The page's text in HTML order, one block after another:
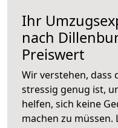
Ihr
nach
Preiswert
Wir verstehen, dass
stressig genug ist,
helfen, sich keine
machen zu müssen.